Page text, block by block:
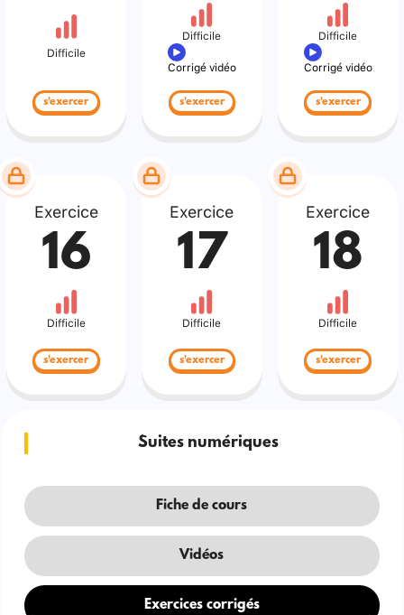
Difficile
s'exercer
Difficile
Corrigé vidéo
s'exercer
Difficile
Corrigé vidéo
s'exercer
Exercice
16
Difficile
s'exercer
Exercice
17
Difficile
s'exercer
Exercice
18
Difficile
s'exercer
Suites numériques
Fiche de cours
Vidéos
Exercices corrigés